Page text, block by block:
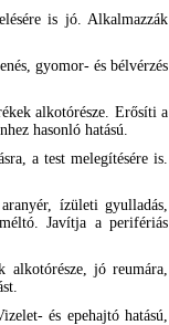
is jó. Alkalmazzák
gyomor- és bélvérzés
alkotórésze. Erősíti a
hasonló hatású.
a test melegítésére is.
ízületi gyulladás,
Javítja a perifériás
alkotórésze, jó reumára,
és epehajtó hatású,